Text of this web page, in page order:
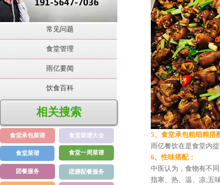
5、食堂承包粗细粮搭
雨亿餐饮在是食堂内
6、性味搭配：
中医认为，食物有不
指寒、热、温、凉;五
常见问题
食堂管理
雨亿要闻
饮食百科
相关搜索
食堂菜谱大全
食堂承包菜谱
食堂一周菜谱
食堂菜谱
团餐服务 团膳配餐服务